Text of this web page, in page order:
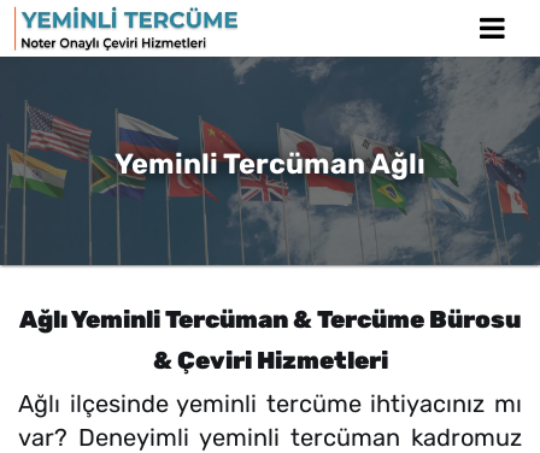
Yeminli Tercüman Ağlı
Ağlı Yeminli Tercüman & Tercüme Bürosu
& Çeviri Hizmetleri
Ağlı ilçesinde yeminli tercüme ihtiyacınız mı
var? Deneyimli yeminli tercüman kadromuz